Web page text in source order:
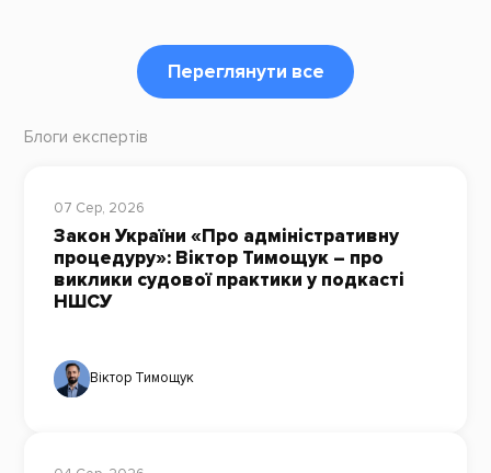
Переглянути все
Блоги експертів
07 Сер, 2026
Закон України «Про адміністративну
процедуру»: Віктор Тимощук – про
виклики судової практики у подкасті
НШСУ
Віктор Тимощук